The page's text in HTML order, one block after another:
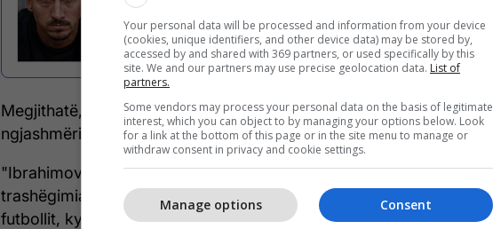
po shkëlqen te Frosinone
Megjithatë, për një futbollist me mbiemrin Ibrahimovic,
ngjashmëria me Zlatan Ibrahimovic është e pashmangshme.
"Ibrahimovic është mbiemri që e mbaj me krenari - është
trashëgimia e familjes sime. Por jam i vetëdijshëm që në botën e
futbollit, ky mbiemër është bërë sinonim me ikonën, Zlatanin",
Your personal data will be processed and information from your device
(cookies, unique identifiers, and other device data) may be stored by,
accessed by and shared with 369 partners, or used specifically by this
site. We and our partners may use precise geolocation data. List of
partners.
Some vendors may process your personal data on the basis of legitimate
interest, which you can object to by managing your options below. Look
for a link at the bottom of this page or in the site menu to manage or
withdraw consent in privacy and cookie settings.
Consent
Manage options